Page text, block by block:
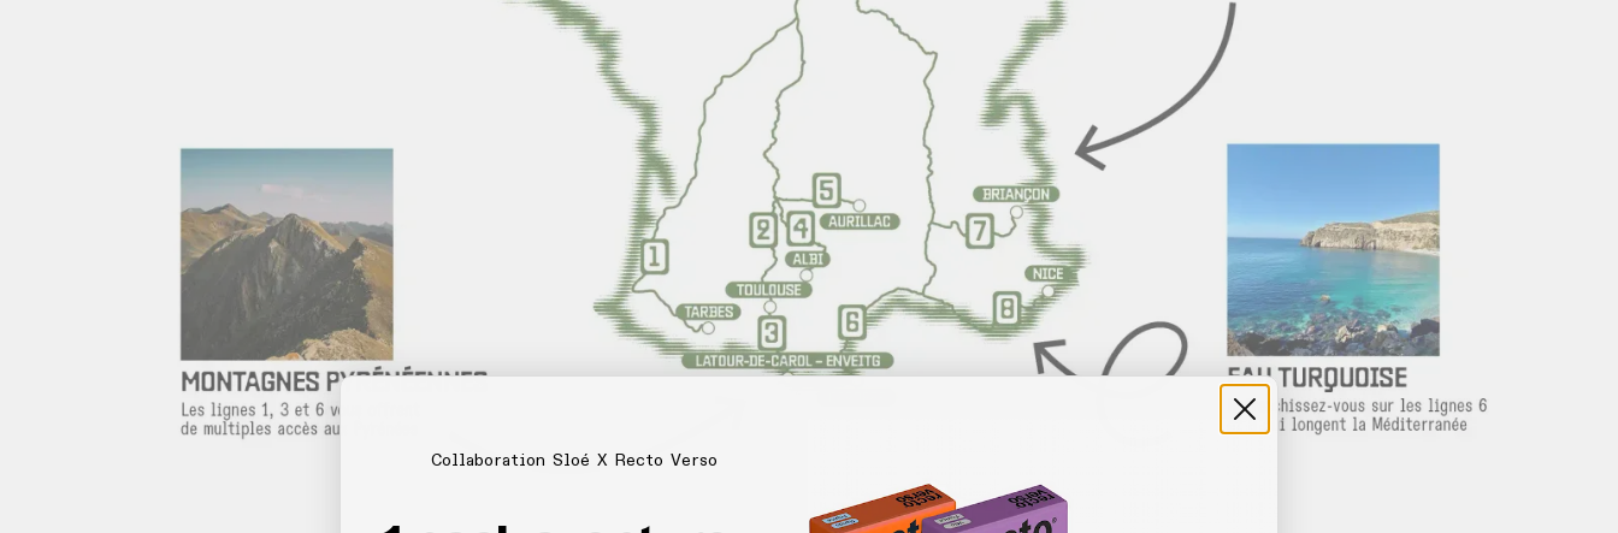
Collaboration Sloé X Recto Verso